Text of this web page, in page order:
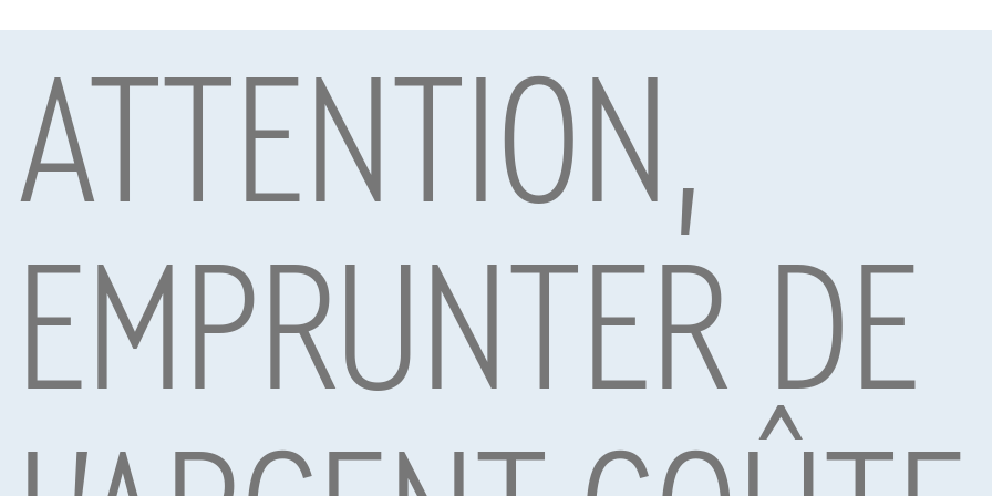
Sous réserve d’acceptation de votre demande de crédit par Alpha Credit s.a., prêteur, Montagne du Parc 8/3, 1000 Bruxelles, TVA
Mobility S.A., agent in bijkomstige hoedanigheid, Boulevard Albert II 4, B12, 1000 Brussel, BTW BE 1003.765.106, BE93 0019 6639
Voitures les plus populaires
ATTENTION,
EMPRUNTER DE